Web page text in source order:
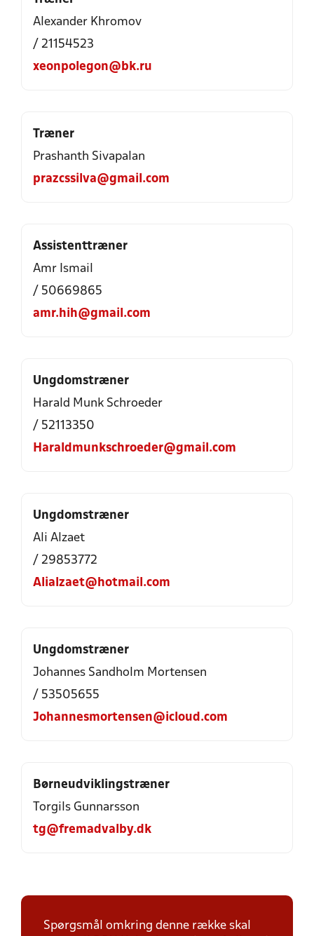
Alexander Khromov
/ 21154523
xeonpolegon@bk.ru
Træner
Prashanth Sivapalan
prazcssilva@gmail.com
Assistenttræner
Amr Ismail
/ 50669865
amr.hih@gmail.com
Ungdomstræner
Harald Munk Schroeder
/ 52113350
Haraldmunkschroeder@gmail.com
Ungdomstræner
Ali Alzaet
/ 29853772
Alialzaet@hotmail.com
Ungdomstræner
Johannes Sandholm Mortensen
/ 53505655
Johannesmortensen@icloud.com
Børneudviklingstræner
Torgils Gunnarsson
tg@fremadvalby.dk
Spørgsmål omkring denne række skal